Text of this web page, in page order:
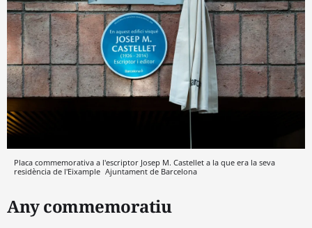
Placa commemorativa a l'escriptor Josep M. Castellet a la que era la seva
residència de l'Eixample Ajuntament de Barcelona
Any commemoratiu